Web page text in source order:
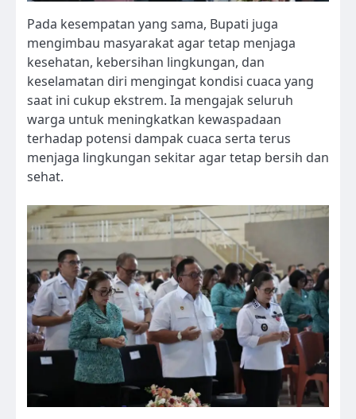
Pada kesempatan yang sama, Bupati juga
mengimbau masyarakat agar tetap menjaga
kesehatan, kebersihan lingkungan, dan
keselamatan diri mengingat kondisi cuaca yang
saat ini cukup ekstrem. Ia mengajak seluruh
warga untuk meningkatkan kewaspadaan
terhadap potensi dampak cuaca serta terus
menjaga lingkungan sekitar agar tetap bersih dan
sehat.